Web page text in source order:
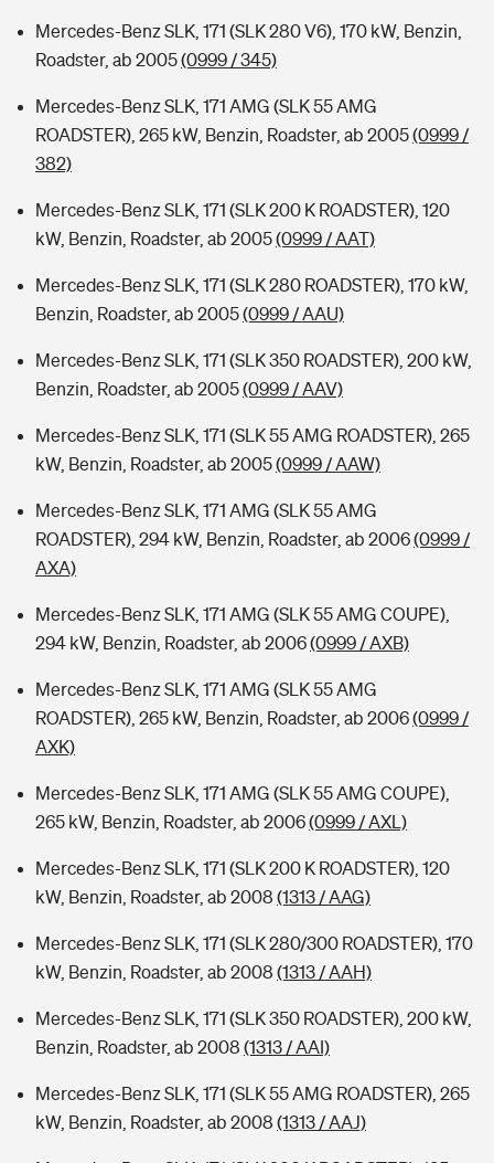
Mercedes-Benz SLK, 171 (SLK 280 V6), 170 kW, Benzin,
Roadster, ab 2005(0999 / 345)
Mercedes-Benz SLK, 171 AMG (SLK 55 AMG
ROADSTER), 265 kW, Benzin, Roadster, ab 2005(0999 /
382)
Mercedes-Benz SLK, 171 (SLK 200 K ROADSTER), 120
kW, Benzin, Roadster, ab 2005(0999 / AAT)
Mercedes-Benz SLK, 171 (SLK 280 ROADSTER), 170 kW,
Benzin, Roadster, ab 2005(0999 / AAU)
Mercedes-Benz SLK, 171 (SLK 350 ROADSTER), 200 kW,
Benzin, Roadster, ab 2005(0999 / AAV)
Mercedes-Benz SLK, 171 (SLK 55 AMG ROADSTER), 265
kW, Benzin, Roadster, ab 2005(0999 / AAW)
Mercedes-Benz SLK, 171 AMG (SLK 55 AMG
ROADSTER), 294 kW, Benzin, Roadster, ab 2006(0999 /
AXA)
Mercedes-Benz SLK, 171 AMG (SLK 55 AMG COUPE),
294 kW, Benzin, Roadster, ab 2006(0999 / AXB)
Mercedes-Benz SLK, 171 AMG (SLK 55 AMG
ROADSTER), 265 kW, Benzin, Roadster, ab 2006(0999 /
AXK)
Mercedes-Benz SLK, 171 AMG (SLK 55 AMG COUPE),
265 kW, Benzin, Roadster, ab 2006(0999 / AXL)
Mercedes-Benz SLK, 171 (SLK 200 K ROADSTER), 120
kW, Benzin, Roadster, ab 2008 (1313 / AAG)
Mercedes-Benz SLK, 171 (SLK 280/300 ROADSTER), 170
kW, Benzin, Roadster, ab 2008 (1313 / AAH)
Mercedes-Benz SLK, 171 (SLK 350 ROADSTER), 200 kW,
Benzin, Roadster, ab 2008 (1313 / AAI)
Mercedes-Benz SLK, 171 (SLK 55 AMG ROADSTER), 265
kW, Benzin, Roadster, ab 2008 (1313 / AAJ)